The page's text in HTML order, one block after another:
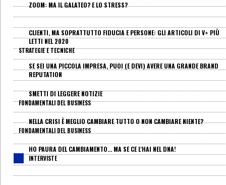
ZOOM: MA IL GALATEO? E LO STRESS?
CLIENTI, MA SOPRATTUTTO FIDUCIA E PERSONE: GLI ARTICOLI DI V+ PIÙ
LETTI NEL 2020
STRATEGIE E TECNICHE
SE SEI UNA PICCOLA IMPRESA, PUOI (E DEVI) AVERE UNA GRANDE BRAND
REPUTATION
SMETTI DI LEGGERE NOTIZIE
FONDAMENTALI DEL BUSINESS
NELLA CRISI È MEGLIO CAMBIARE TUTTO O NON CAMBIARE NIENTE?
FONDAMENTALI DEL BUSINESS
HO PAURA DEL CAMBIAMENTO... MA SE CE L'HAI NEL DNA!
INTERVISTE